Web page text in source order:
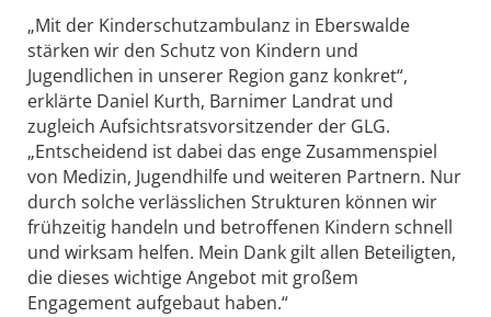
„Mit der Kinderschutzambulanz in Eberswalde
stärken wir den Schutz von Kindern und
Jugendlichen in unserer Region ganz konkret“,
erklärte Daniel Kurth, Barnimer Landrat und
zugleich Aufsichtsratsvorsitzender der GLG.
„Entscheidend ist dabei das enge Zusammenspiel
von Medizin, Jugendhilfe und weiteren Partnern. Nur
durch solche verlässlichen Strukturen können wir
frühzeitig handeln und betroffenen Kindern schnell
und wirksam helfen. Mein Dank gilt allen Beteiligten,
die dieses wichtige Angebot mit großem
Engagement aufgebaut haben.“